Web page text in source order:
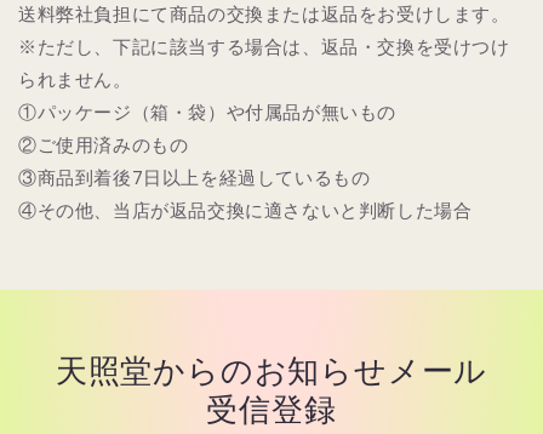
送料弊社負担にて商品の交換または返品をお受けします。
※ただし、下記に該当する場合は、返品・交換を受けつけ
られません。
①パッケージ（箱・袋）や付属品が無いもの
②ご使用済みのもの
③商品到着後7日以上を経過しているもの
④その他、当店が返品交換に適さないと判断した場合
天照堂からのお知らせメール
受信登録